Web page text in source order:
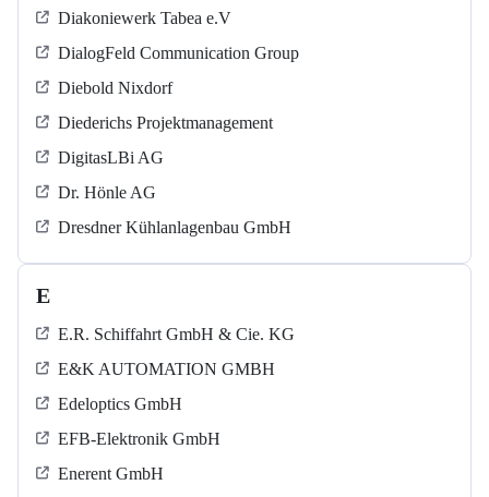
Diakoniewerk Tabea e.V
DialogFeld Communication Group
Diebold Nixdorf
Diederichs Projektmanagement
DigitasLBi AG
Dr. Hönle AG
Dresdner Kühlanlagenbau GmbH
E
E.R. Schiffahrt GmbH & Cie. KG
E&K AUTOMATION GMBH
Edeloptics GmbH
EFB-Elektronik GmbH
Enerent GmbH